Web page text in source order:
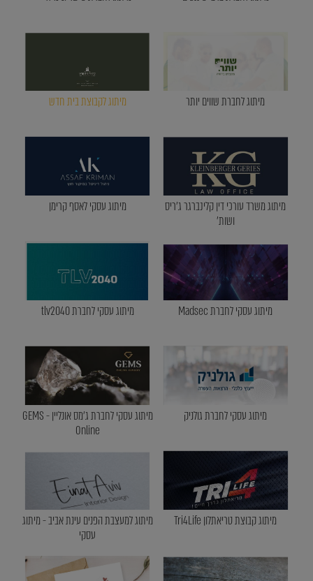
מיתוג לחברת שווים יותר מיתוג לקבוצת בית חדש
מיתוג משרד עורכי דין קלינברגר ג'ריס
ושות'
מיתוג עסקי לאסף קרימן
מיתוג עסקי לחברת Madsec מיתוג עסקי לחברת tlv2040
מיתוג עסקי לחברת גולניק
מיתוג עסקי לחברת ג'מס אונליין - GEMS
Online
מיתוג קבוצת טריאתלון Tri4Life
מיתוג למעצבת הפנים עינת אביב - מיתוג
עסקי